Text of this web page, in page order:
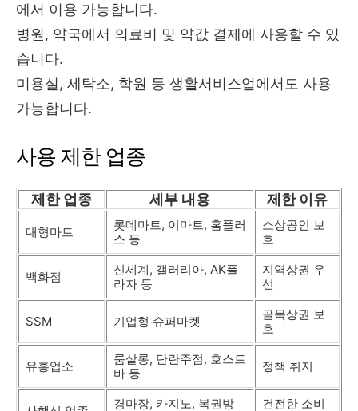
에서 이용 가능합니다.
병원, 약국에서 의료비 및 약값 결제에 사용할 수 있
습니다.
미용실, 세탁소, 학원 등 생활서비스업에서도 사용
가능합니다.
사용 제한 업종
제한 업종 세부 내용 제한 이유
대형마트
롯데마트, 이마트, 홈플러
스 등
소상공인 보
호
백화점
신세계, 갤러리아, AK플
라자 등
지역상권 우
선
SSM 기업형 슈퍼마켓
골목상권 보
호
유흥업소
룸살롱, 단란주점, 호스트
바 등
정책 취지
경마장, 카지노, 복권방
건전한 소비